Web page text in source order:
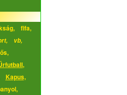
fifa,
vb,
Kapus,